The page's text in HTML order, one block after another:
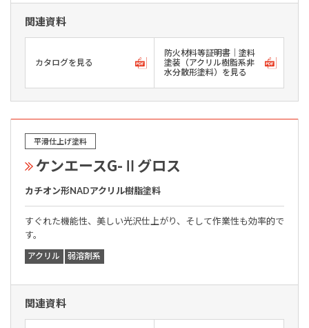
関連資料
カタログを見る
防火材料等証明書｜塗料
塗装（アクリル樹脂系非
水分散形塗料）を見る
平滑仕上げ塗料
ケンエースG-Ⅱグロス
カチオン形NADアクリル樹脂塗料
すぐれた機能性、美しい光沢仕上がり、そして作業性も効率的で
す。
アクリル 弱溶剤系
関連資料